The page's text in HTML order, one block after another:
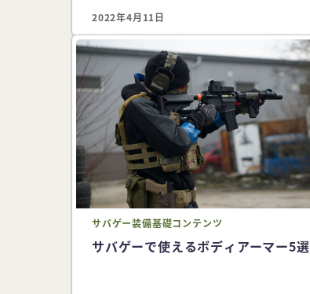
2022年4月11日
サバゲー装備基礎コンテンツ
サバゲーで使えるボディアーマー5選